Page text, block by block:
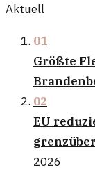
Aktuell
01
Größte
02
EU
2026